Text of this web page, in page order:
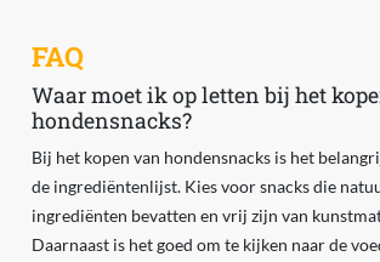
FAQ
Waar moet ik op letten bij het
hondensnacks?
Bij het kopen van hondensnacks is het
de ingrediëntenlijst. Kies voor snacks die
ingrediënten bevatten en vrij zijn van
Daarnaast is het goed om te kijken naar de